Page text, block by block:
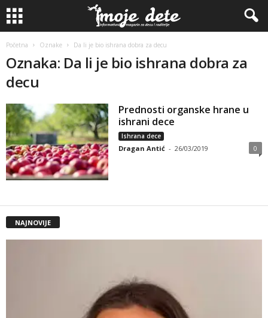
Početna Oznake Da li je bio ishrana dobra za decu
Oznaka: Da li je bio ishrana dobra za
decu
Prednosti organske hrane u
ishrani dece
Ishrana dece
Dragan Antić - 26/03/2019 0
NAJNOVIJE